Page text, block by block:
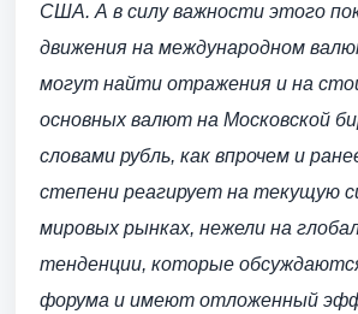
США. А в силу важности этого
движения на международном
могут найти отражения и на
основных валют на Московской
словами рубль, как впрочем и
степени реагирует на текущую
мировых рынках, нежели на
тенденции, которые
форума и имеют отложенный